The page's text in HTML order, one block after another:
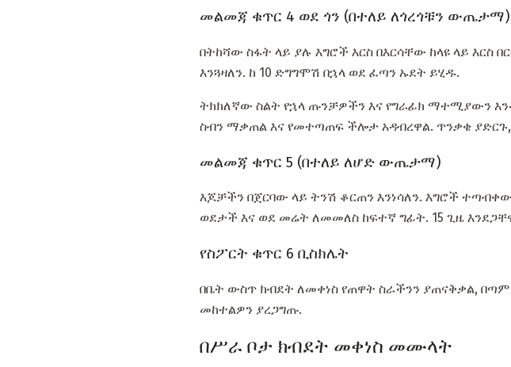
መልመጃ ቁጥር 4 ወደ ጎን (በተለይ ለጎረጎቹን ውጤታማ)
በትከሻው ስፋት ላይ ያሉ እግሮች እርስ በእርሳቸው ከላዩ ላይ እርስ
እንጓዛለን. ከ 10 ድግግሞሽ በኋላ ወደ ፈጣን ኡደት ይሂዱ.
ትክክለኛው ስልት የኋላ ጡንቻዎችን እና የግራፊክ ማተሚያውን
ስብን ማቃጠል እና የመተጣጠፍ ችሎታ አዳብረዋል. ጥንቃቄ
መልመጃ ቁጥር 5 (በተለይ ለሆድ ውጤታማ)
እጆቻችን በጀርባው ላይ ትንሽ ቆርጠን እንነሳለን. እግሮች
ወደታች እና ወደ መሬት ለመመለስ ከፍተኛ ግፊት. 15 ጊዜ
የስፖርት ቁጥር 6 ቢስክሌት
በቤት ውስጥ ክብደት ለመቀነስ የጠዋት ስራችንን ያጠናቅቃል,
መከተልዎን ያረጋግጡ.
በሥራ ቦታ ክብደት መቀነስ መሙላት